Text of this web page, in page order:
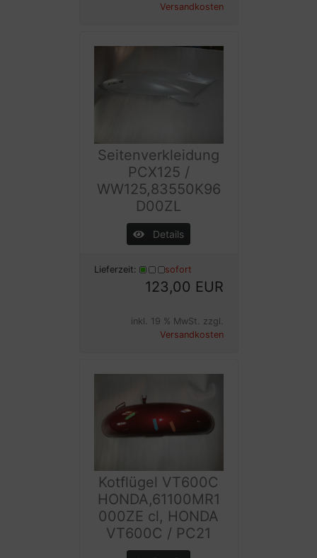
Versandkosten
Seitenverkleidung
PCX125 /
WW125,83550K96
D00ZL
Details
Lieferzeit: sofort
123,00 EUR
inkl. 19 % MwSt. zzgl.
Versandkosten
Kotflügel VT600C
HONDA,61100MR1
000ZE cl, HONDA
VT600C / PC21